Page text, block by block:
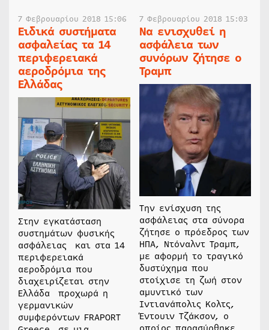
7 Φεβρουαρίου 2018 15:06
Ειδικά συστήματα
ασφαλείας τα 14
περιφερειακά
αεροδρόμια της
Ελλάδας
Στην εγκατάσταση
συστημάτων φυσικής
ασφάλειας και στα 14
περιφερειακά
αεροδρόμια που
διαχειρίζεται στην
Ελλάδα προχωρά η
γερμανικών
συμφερόντων FRAPORT
7 Φεβρουαρίου 2018 15:03
Να ενισχυθεί η
ασφάλεια των
συνόρων ζήτησε ο
Τραμπ
Την ενίσχυση της
ασφάλειας στα σύνορα
ζήτησε ο πρόεδρος των
ΗΠΑ, Ντόναλντ Τραμπ,
με αφορμή το τραγικό
δυστύχημα που
στοίχισε τη ζωή στον
αμυντικό των
Ιντιανάπολις Κολτς,
Έντουιν Τζάκσον, ο